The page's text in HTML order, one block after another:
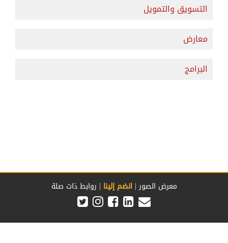
التسويق والتمويل
معارض
البرامج
معرض الصور| انضم إلينا| روابط ذات صلة